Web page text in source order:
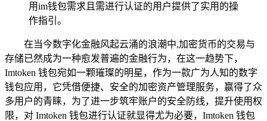
用im钱包需求且需进行认证的用户提供了实用的操
作指引。
在当今数字化金融风起云涌的浪潮中,加密货币的交易与
存储已然成为一种愈发普遍的金融行为，在这一趋势下，
Imtoken 钱包宛如一颗璀璨的明星，作为一款广为人知的数字
钱包应用，它凭借便捷、安全的加密资产管理服务，赢得了众
多用户的青睐，为了进一步筑牢账户的安全防线，提升使用权
限，对 Imtoken 钱包进行认证就显得尤为必要，Imtoken 钱包